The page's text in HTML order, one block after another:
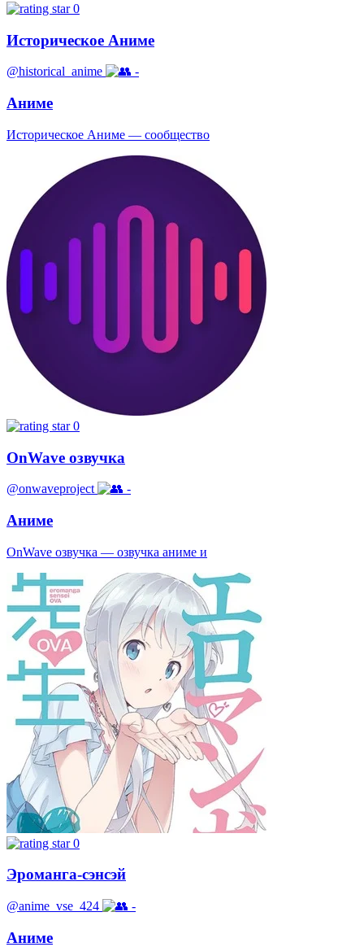
0
Историческое Аниме
@historical_anime -
Аниме
Историческое Аниме — сообщество
0
OnWave озвучка
@onwaveproject -
Аниме
OnWave озвучка — озвучка аниме и
0
Эроманга-сэнсэй
@anime_vse_424 -
Аниме